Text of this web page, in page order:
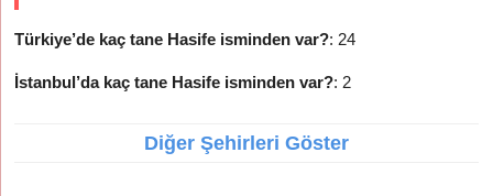
Türkiye’de kaç tane Hasife isminden var?: 24
İstanbul’da kaç tane Hasife isminden var?: 2
Diğer Şehirleri Göster